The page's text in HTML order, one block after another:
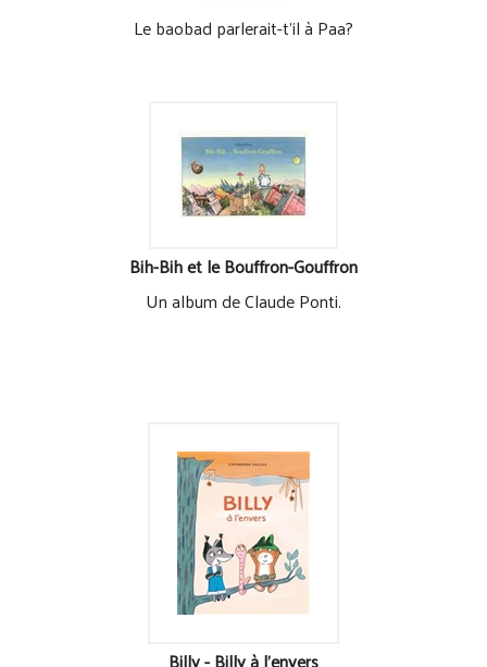
Le baobad parlerait-t'il à Paa?
Bih-Bih et le Bouffron-Gouffron
Un album de Claude Ponti.
Billy - Billy à l'envers